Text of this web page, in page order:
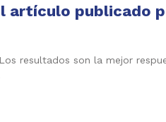
artículo publicado
resultados son la mejor